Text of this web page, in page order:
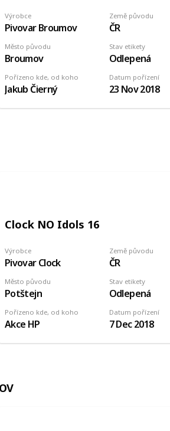
Výrobce
Pivovar Broumov
Země původu
ČR
Pořízeno kde, od koho
Jakub Čierný
Stav etikety
Odlepená
Datum pořízení
23 Nov 2018
Město původu
Broumov
Clock NO Idols 16
Výrobce
Pivovar Clock
Země původu
ČR
Pořízeno kde, od koho
Akce HP
Stav etikety
Odlepená
Datum pořízení
7 Dec 2018
Město původu
Potštejn